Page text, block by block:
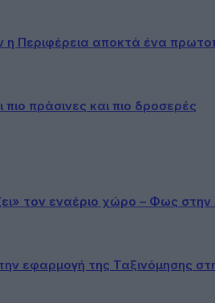
Περιφέρεια αποκτά ένα
πράσινες και πιο δροσερές
τον εναέριο χώρο – Φως
την εφαρμογή της Ταξινόμησης